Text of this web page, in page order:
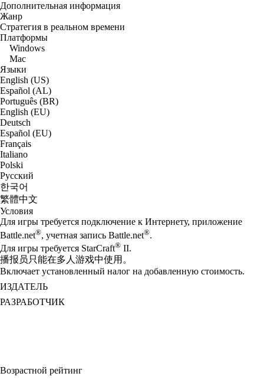
Дополнительная информация
Жанр
Стратегия в реальном времени
Платформы
Windows
Mac
Языки
English (US)
Español (AL)
Português (BR)
English (EU)
Deutsch
Español (EU)
Français
Italiano
Polski
Русский
한국어
繁體中文
Условия
Для игры требуется подключение к Интернету, приложение
Battle.net®, учетная запись Battle.net®.
Для игры требуется StarCraft® II.
播报员只能在多人游戏中使用。
Включает установленный налог на добавленную стоимость.
ИЗДАТЕЛЬ
РАЗРАБОТЧИК
Возрастной рейтинг